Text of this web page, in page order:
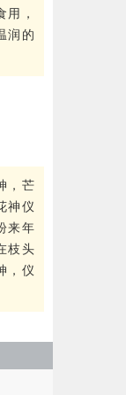
用，
润的
，芒
神仪
来年
枝头
，仪